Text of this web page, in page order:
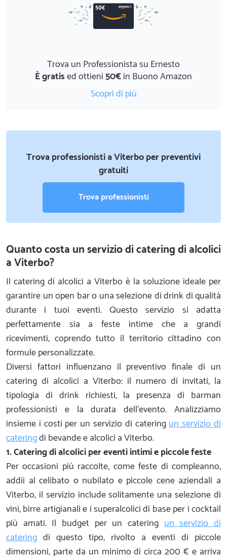
Trova un Professionista su Ernesto
È gratised ottieni50€in Buono Amazon
Scopri di più
Trova professionisti a Viterbo per preventivi
gratuiti
Trova professionisti
Quanto costa un servizio di catering di alcolici
a Viterbo?
Il catering di alcolici a Viterbo è la soluzione ideale per
garantire un open bar o una selezione di drink di qualità
durante i tuoi eventi. Questo servizio si adatta
perfettamente sia a feste intime che a grandi
ricevimenti, coprendo tutto il territorio cittadino con
formule personalizzate.
Diversi fattori influenzano il preventivo finale di un
catering di alcolici a Viterbo: il numero di invitati, la
tipologia di drink richiesti, la presenza di barman
professionisti e la durata dell'evento. Analizziamo
insieme i costi per un servizio di cateringun servizio di
cateringdi bevande e alcolici a Viterbo.
1. Catering di alcolici per eventi intimi e piccole feste
Per occasioni più raccolte, come feste di compleanno,
addii al celibato o nubilato e piccole cene aziendali a
Viterbo, il servizio include solitamente una selezione di
vini, birre artigianali e i superalcolici di base per i cocktail
più amati. Il budget per un cateringun servizio di
catering di questo tipo, rivolto a eventi di piccole
dimensioni, parte da un minimo di circa 200 € e arriva